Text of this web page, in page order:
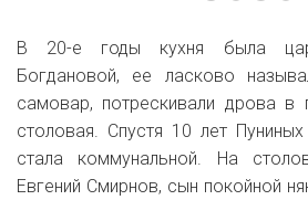
В 20-е годы кухня была
Богдановой, ее ласково
самовар, потрескивали дрова в
столовая. Спустя 10 лет Пуниных
стала коммунальной. На
Евгений Смирнов, сын покойной